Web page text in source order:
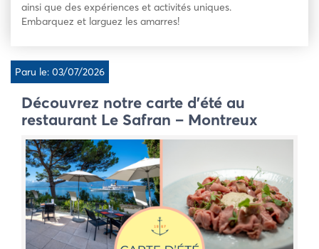
ainsi que des expériences et activités uniques.
Embarquez et larguez les amarres!
Paru le: 03/07/2026
Découvrez notre carte d’été au
restaurant Le Safran – Montreux